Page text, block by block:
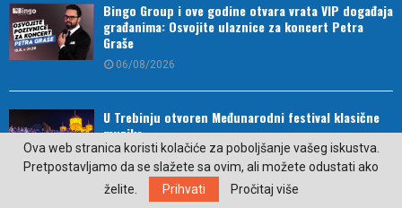
Bingo Group i ove godine otvara vrata VIP događaja
građanima: Osvojite ulaznice za koncert Petra
Graše
06/08/2026
U Trebinju otvoren Međunarodni festival klasične
muzike
06/08/2026
Ova web stranica koristi kolačiće za poboljšanje vašeg iskustva.
Pretpostavljamo da se slažete sa ovim, ali možete odustati ako
želite.
Prihvati Pročitaj više